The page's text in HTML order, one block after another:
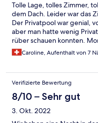
Tolle Lage, tolles Zimmer,
dem Dach. Leider war das
Der Privatpool war genial,
aber man hatte wenig
rüber schauen konnten.
die Dachterrasse mit dem
wurde ich beim Kaffee
Haken für Handtücher/
Caroline, Aufenthalt von 7
Verifizierte Bewertung
8/10 – Sehr gut
3. Okt. 2022